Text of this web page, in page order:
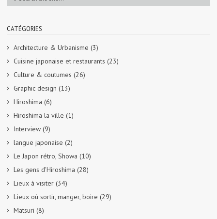
CATÉGORIES
Architecture & Urbanisme (3)
Cuisine japonaise et restaurants (23)
Culture & coutumes (26)
Graphic design (13)
Hiroshima (6)
Hiroshima la ville (1)
Interview (9)
langue japonaise (2)
Le Japon rétro, Showa (10)
Les gens d'Hiroshima (28)
Lieux à visiter (34)
Lieux où sortir, manger, boire (29)
Matsuri (8)